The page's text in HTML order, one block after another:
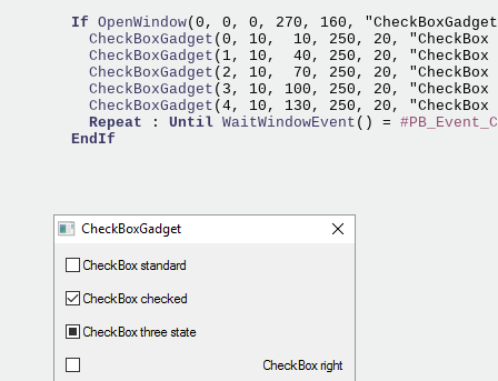
If OpenWindow(0, 0, 0, 270, 160,
    CheckBoxGadget
    CheckBoxGadget
(1, 10,  40, 250, 20, "CheckBox
    CheckBoxGadget
(2, 10,  70, 250, 20,
    CheckBoxGadget
(3, 10, 100, 250, 20,
    CheckBoxGadget
(4, 10, 130, 250, 20,
Repeat : Until WaitWindowEvent () =
EndIf